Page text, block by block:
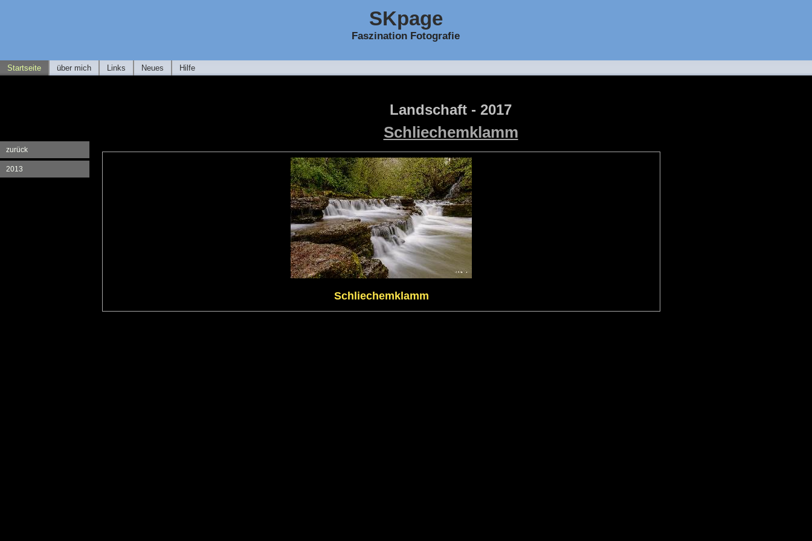
SKpage
Faszination Fotografie
Startseite über mich Links Neues Hilfe
zurück
2013
Landschaft - 2017
Schliechemklamm
Schliechemklamm